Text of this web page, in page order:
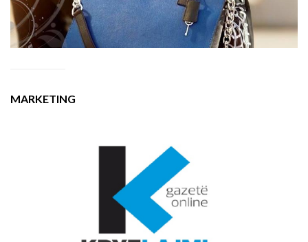
MARKETING